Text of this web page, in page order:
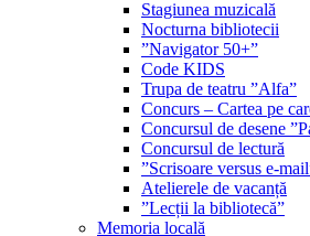
Stagiunea muzicală
Nocturna bibliotecii
”Navigator 50+”
Code KIDS
Trupa de teatru ”Alfa”
Concurs – Cartea pe
Concursul de desene
Concursul de lectură
”Scrisoare versus e-
Atelierele de vacanță
”Lecții la bibliotecă”
Memoria locală